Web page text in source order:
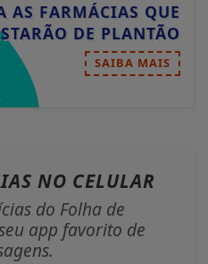
AS FARMÁCIAS QUE
DE PLANTÃO
SAIBA MAIS
NO CELULAR
do Folha de
app favorito de